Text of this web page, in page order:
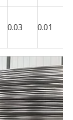
0.03 0.01